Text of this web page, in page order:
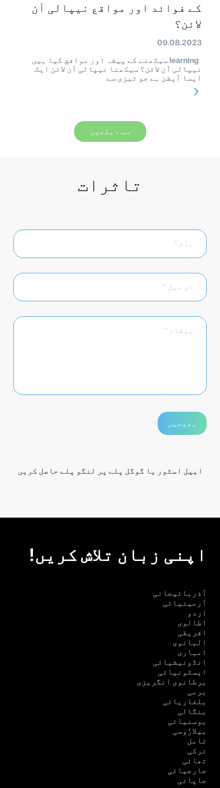
کے فوائد اور مواقع نیپالی آن
لائن؟
09.08.2023
learning سیکھنے کے پیشہ اور موافق کیا ہیں
نیپالی آن لائن؟ سیکھنا نیپالی آن لائن ایک
ایسا آپشن ہے جو تیزی سے
سب دیکھیں
تاثرات
ایپل اسٹور یا گوگل پلے پر لنگو پلے حاصل کریں
اپنی زبان تلاش کریں!
آذربائیجانی
آرمینیائی
اردو
اطالوی
افریقی
البانوی
امہاری
انڈونیشیائی
ایسٹونیائی
برطانوی انگریزی
برمی
بلغاریائی
بنگالی
بوسنیائی
بیلارُوسی
تامل
ترکی
تھائی
جارجیائی
جاپانی